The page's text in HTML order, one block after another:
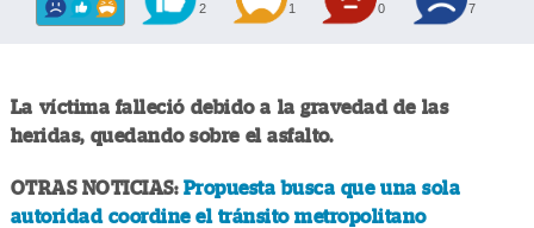
2 1 0 7
La víctima falleció debido a la gravedad de las
heridas, quedando sobre el asfalto.
OTRAS NOTICIAS: Propuesta busca que una sola
autoridad coordine el tránsito metropolitano